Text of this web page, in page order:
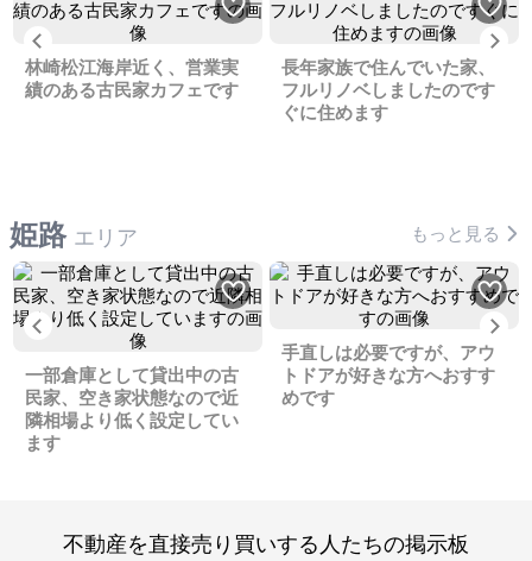
林崎松江海岸近く、営業実
績のある古民家カフェです
長年家族で住んでいた家、
フルリノベしましたのです
ぐに住めます
姫路 エリア もっと見る
Previous
一部倉庫として貸出中の古
民家、空き家状態なので近
隣相場より低く設定してい
ます
手直しは必要ですが、アウ
トドアが好きな方へおすす
めです
不動産を直接売り買いする人たちの掲示板